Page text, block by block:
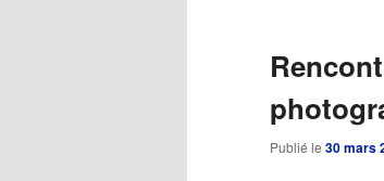
principal
secondaire
Publié le 30 mars